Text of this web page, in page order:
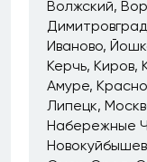
Волжский
Димитровград
Иваново
Керчь Киров
Амуре
Липецк
Набережные